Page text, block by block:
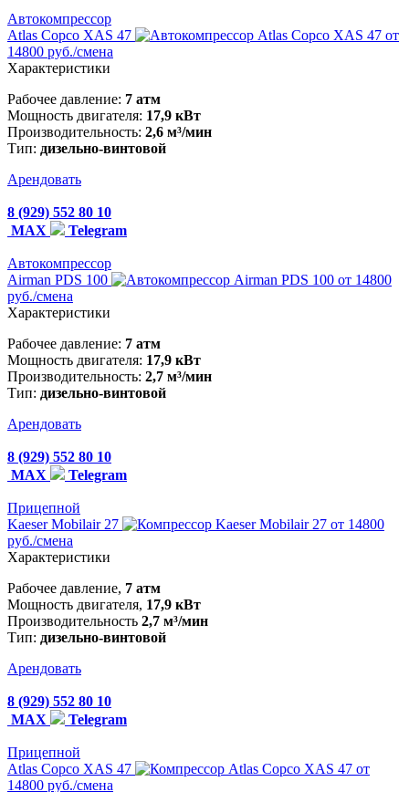
Автокомпрессор
Atlas Copco XAS 47
от
14800 руб./смена
Характеристики
Рабочее давление: 7 атм
Мощность двигателя: 17,9 кВт
Производительность: 2,6 м³/мин
Тип: дизельно-винтовой
Арендовать
8 (929) 552 80 10
MAX
Telegram
Автокомпрессор
Airman PDS 100
от 14800
руб./смена
Характеристики
Рабочее давление: 7 атм
Мощность двигателя: 17,9 кВт
Производительность: 2,7 м³/мин
Тип: дизельно-винтовой
Арендовать
8 (929) 552 80 10
MAX
Telegram
Прицепной
Kaeser Mobilair 27
от 14800
руб./смена
Характеристики
Рабочее давление, 7 атм
Мощность двигателя, 17,9 кВт
Производительность 2,7 м³/мин
Тип: дизельно-винтовой
Арендовать
8 (929) 552 80 10
MAX
Telegram
Прицепной
Atlas Copco XAS 47
от
14800 руб./смена